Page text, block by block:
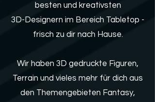
besten und kreativsten
3D-Designern im Bereich Tabletop -
frisch zu dir nach Hause.
Wir haben 3D gedruckte Figuren,
Terrain und vieles mehr für dich aus
den Themengebieten Fantasy,